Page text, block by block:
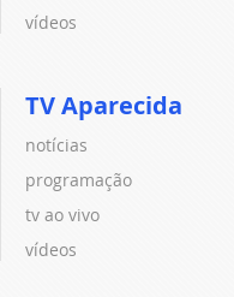
vídeos
TV Aparecida
notícias
programação
tv ao vivo
vídeos